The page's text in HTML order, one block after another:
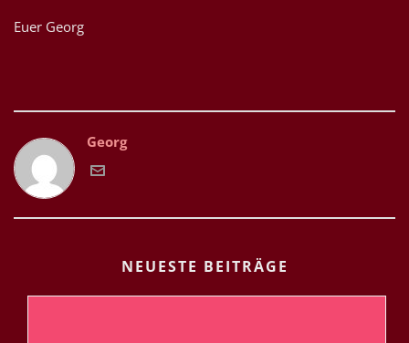
Euer Georg
Georg
NEUESTE BEITRÄGE